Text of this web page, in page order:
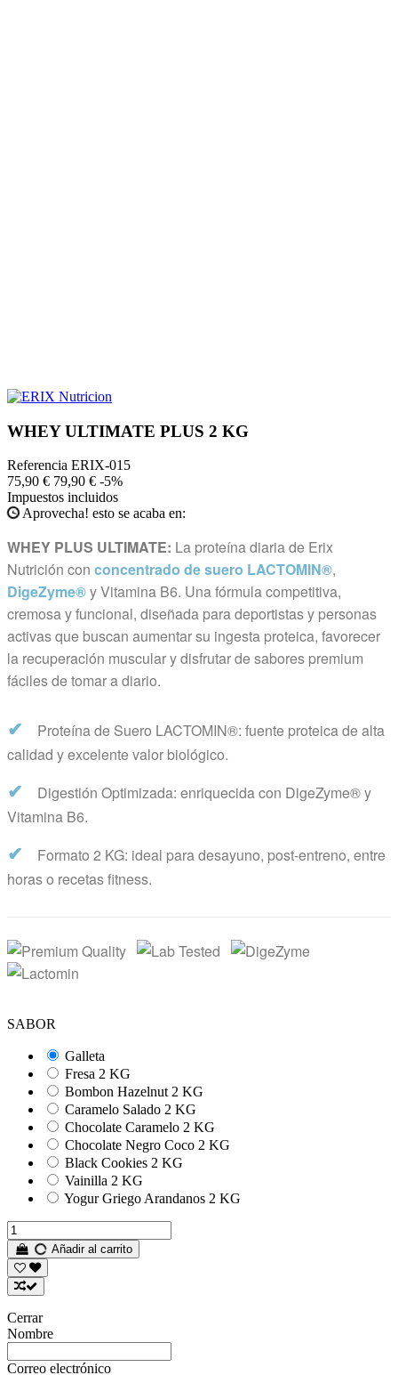
WHEY ULTIMATE PLUS 2 KG
Referencia ERIX-015
75,90 € 79,90 € -5%
Impuestos incluidos
Aprovecha! esto se acaba en:
WHEY PLUS ULTIMATE: La proteína diaria de Erix
Nutrición con concentrado de suero LACTOMIN®,
DigeZyme®y Vitamina B6. Una fórmula competitiva,
cremosa y funcional, diseñada para deportistas y personas
activas que buscan aumentar su ingesta proteica, favorecer
la recuperación muscular y disfrutar de sabores premium
fáciles de tomar a diario.
✔
Proteína de Suero LACTOMIN®: fuente proteica de alta
calidad y excelente valor biológico.
✔
Digestión Optimizada: enriquecida con DigeZyme® y
Vitamina B6.
✔
Formato 2 KG: ideal para desayuno, post-entreno, entre
horas o recetas fitness.
SABOR
Galleta
Fresa 2 KG
Bombon Hazelnut 2 KG
Caramelo Salado 2 KG
Chocolate Caramelo 2 KG
Chocolate Negro Coco 2 KG
Black Cookies 2 KG
Vainilla 2 KG
Yogur Griego Arandanos 2 KG
Añadir al carrito
Cerrar
Nombre
Correo electrónico